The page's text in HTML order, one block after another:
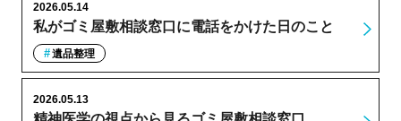
私がゴミ屋敷相談窓口に電話をかけた日のこと
2026.05.14
遺品整理
2026.05.13